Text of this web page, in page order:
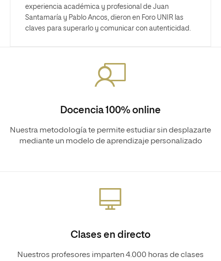
experiencia académica y profesional de Juan
Santamaría y Pablo Ancos, dieron en Foro UNIR las
claves para superarlo y comunicar con autenticidad.
Docencia 100% online
Nuestra metodología te permite estudiar sin desplazarte
mediante un modelo de aprendizaje personalizado
Clases en directo
Nuestros profesores imparten 4.000 horas de clases